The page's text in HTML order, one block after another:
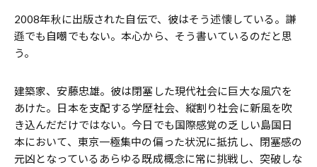
2008年秋に出版された自伝で、彼はそう述懐している。謙
遜でも自嘲でもない。本心から、そう書いているのだと思
う。
建築家、安藤忠雄。彼は閉塞した現代社会に巨大な風穴を
あけた。日本を支配する学歴社会、縦割り社会に新風を吹
き込んだだけではない。今日でも国際感覚の乏しい島国日
本において、東京一極集中の偏った状況に抵抗し、閉塞感の
元凶となっているあらゆる既成概念に常に挑戦し、突破しな